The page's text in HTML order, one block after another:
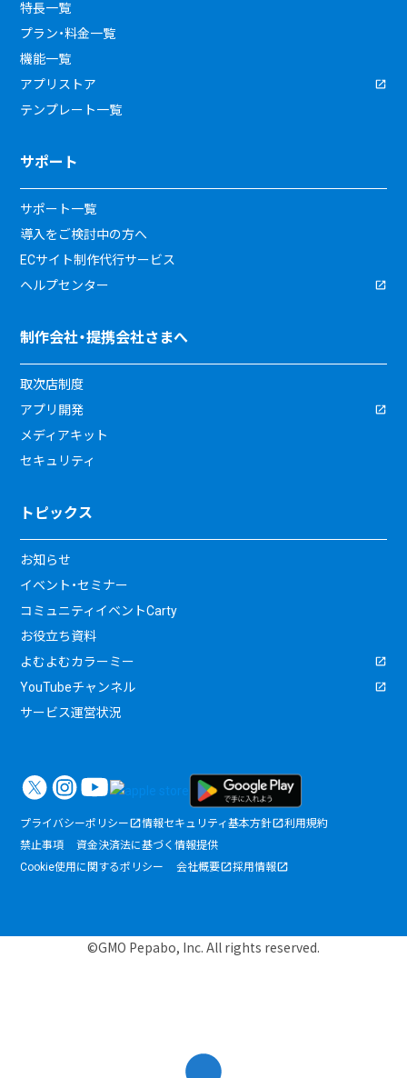
特長一覧
プラン・料金一覧
機能一覧
アプリストア
テンプレート一覧
サポート
サポート一覧
導入をご検討中の方へ
ECサイト制作代行サービス
ヘルプセンター
制作会社・提携会社さまへ
取次店制度
アプリ開発
メディアキット
セキュリティ
トピックス
お知らせ
イベント・セミナー
コミュニティイベントCarty
お役立ち資料
よむよむカラーミー
YouTubeチャンネル
サービス運営状況
プライバシーポリシー 情報セキュリティ基本方針
利用規約
禁止事項
資金決済法に基づく情報提供
Cookie使用に関するポリシー
会社概要 採用情報
©GMO Pepabo, Inc. All rights reserved.